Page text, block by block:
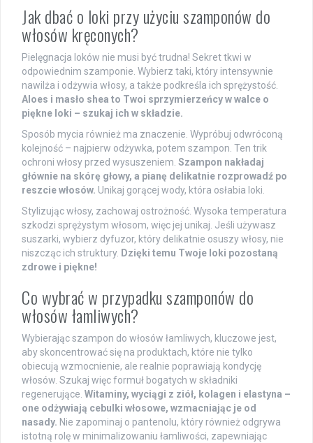
Jak dbać o loki przy użyciu szamponów do
włosów kręconych?
Pielęgnacja loków nie musi być trudna! Sekret tkwi w
odpowiednim szamponie. Wybierz taki, który intensywnie
nawilża i odżywia włosy, a także podkreśla ich sprężystość.
Aloes i masło shea to Twoi sprzymierzeńcy w walce o
piękne loki – szukaj ich w składzie.
Sposób mycia również ma znaczenie. Wypróbuj odwróconą
kolejność – najpierw odżywka, potem szampon. Ten trik
ochroni włosy przed wysuszeniem. Szampon nakładaj
głównie na skórę głowy, a pianę delikatnie rozprowadź po
reszcie włosów. Unikaj gorącej wody, która osłabia loki.
Stylizując włosy, zachowaj ostrożność. Wysoka temperatura
szkodzi sprężystym włosom, więc jej unikaj. Jeśli używasz
suszarki, wybierz dyfuzor, który delikatnie osuszy włosy, nie
niszcząc ich struktury. Dzięki temu Twoje loki pozostaną
zdrowe i piękne!
Co wybrać w przypadku szamponów do
włosów łamliwych?
Wybierając szampon do włosów łamliwych, kluczowe jest,
aby skoncentrować się na produktach, które nie tylko
obiecują wzmocnienie, ale realnie poprawiają kondycję
włosów. Szukaj więc formuł bogatych w składniki
regenerujące. Witaminy, wyciągi z ziół, kolagen i elastyna –
one odżywiają cebulki włosowe, wzmacniając je od
nasady. Nie zapominaj o pantenolu, który również odgrywa
istotną rolę w minimalizowaniu łamliwości, zapewniając